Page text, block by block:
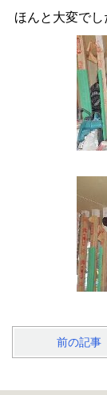
ほんと大変でし
前の記事